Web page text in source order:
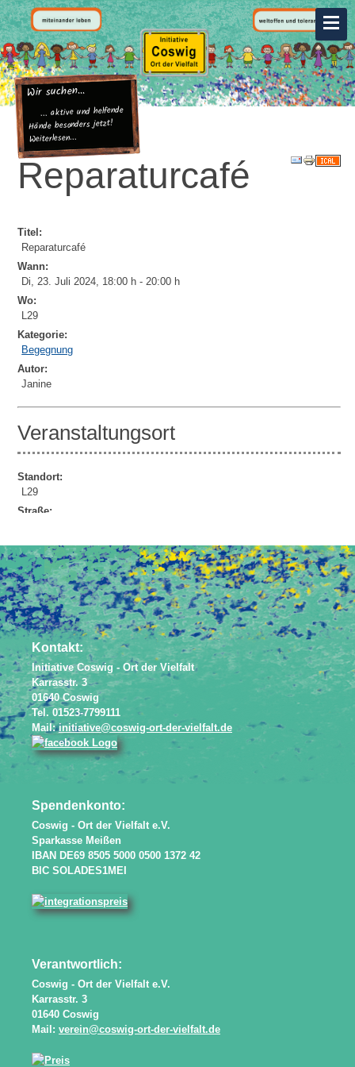
Wir suchen...
... aktive und helfende
Hände besonders jetzt!
Weiterlesen...
Reparaturcafé
Titel:
Reparaturcafé
Wann:
Di, 23. Juli 2024, 18:00 h -20:00 h
Wo:
L29
Kategorie:
Begegnung
Autor:
Janine
Veranstaltungsort
Standort:
L29
Straße:
Powered byJEM
Kontakt:
Initiative Coswig - Ort der Vielfalt
Karrasstr. 3
01640 Coswig
Tel. 01523-7799111
Mail:initiative@coswig-ort-der-vielfalt.de
Spendenkonto:
Coswig - Ort der Vielfalt e.V.
Sparkasse Meißen
IBAN DE69 8505 5000 0500 1372 42
BIC SOLADES1MEI
Verantwortlich:
Coswig - Ort der Vielfalt e.V.
Karrasstr. 3
01640 Coswig
Mail: verein@coswig-ort-der-vielfalt.de